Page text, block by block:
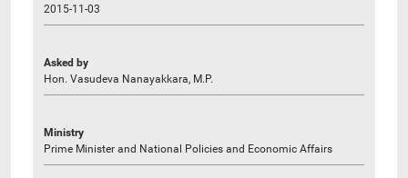
2015-11-03
Asked by
Hon. Vasudeva Nanayakkara, M.P.
Ministry
Prime Minister and National Policies and Economic Affairs